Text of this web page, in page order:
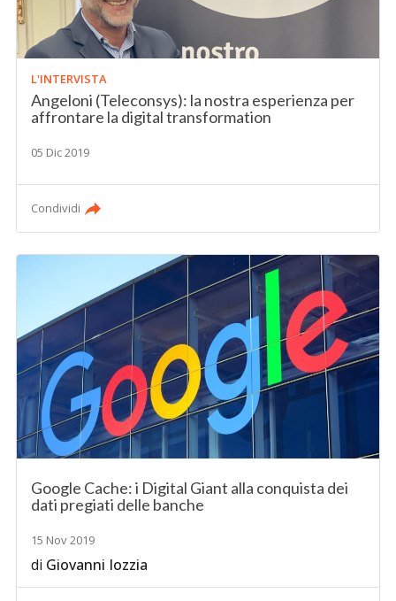
L'INTERVISTA
Angeloni (Teleconsys): la nostra esperienza per
affrontare la digital transformation
05 Dic 2019
Condividi
Google Cache: i Digital Giant alla conquista dei
dati pregiati delle banche
15 Nov 2019
di Giovanni Iozzia